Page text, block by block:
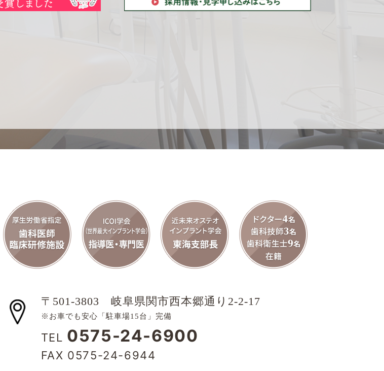
〒501-3803 岐阜県関市西本郷通り2-2-17
※お車でも安心「駐車場15台」完備
TEL 0575-24-6900
FAX 0575-24-6944